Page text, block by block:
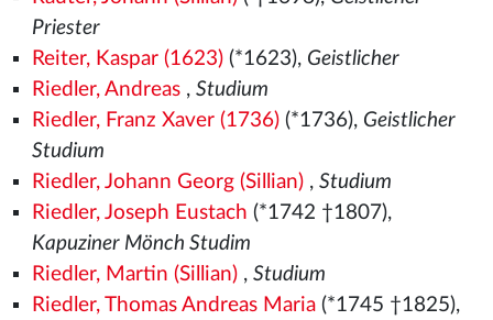
Priester
Reiter, Kaspar (1623)(*1623), Geistlicher
Riedler, Andreas, Studium
Riedler, Franz Xaver (1736)(*1736), Geistlicher
Studium
Riedler, Johann Georg (Sillian), Studium
Riedler, Joseph Eustach (*1742 †1807),
Kapuziner Mönch Studim
Riedler, Martin (Sillian), Studium
Riedler, Thomas Andreas Maria(*1745 †1825),